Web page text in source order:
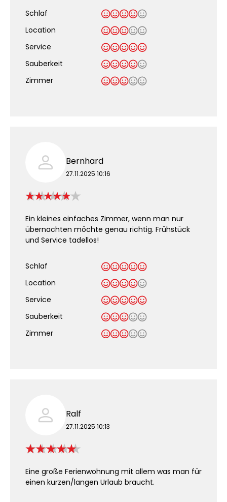
Schlaf
Location
Service
Sauberkeit
Zimmer
Bernhard
27.11.2025 10:16
Ein kleines einfaches Zimmer, wenn man nur
übernachten möchte genau richtig. Frühstück
und Service tadellos!
Schlaf
Location
Service
Sauberkeit
Zimmer
Ralf
27.11.2025 10:13
Eine große Ferienwohnung mit allem was man für
einen kurzen/langen Urlaub braucht.